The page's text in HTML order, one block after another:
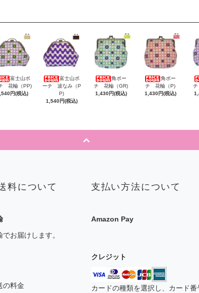
富士山ポ
花輪（PP)
円(税込)
富士山ポ
ーチ 波なみ（P
P)
1,540円(税込)
角ポー
チ 花輪（GR)
1,430円(税込)
角ポー
チ 花輪（P)
1,430円(税込)
料について
お届けします。
の料金
支払い方法について
Amazon Pay
クレジット
カードの種類を選択し、カード番